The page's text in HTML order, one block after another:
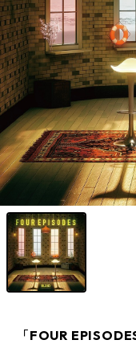
「FOUR